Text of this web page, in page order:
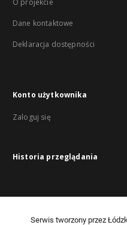
O projekcie
Dane kontaktowe
Deklaracja dostępności
Konto użytkownika
Zaloguj się
Historia przeglądania
Serwis tworzony przez